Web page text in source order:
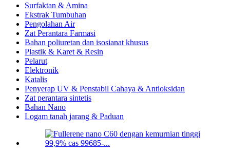
Surfaktan & Amina
Ekstrak Tumbuhan
Pengolahan Air
Zat Perantara Farmasi
Bahan poliuretan dan isosianat khusus
Plastik & Karet & Resin
Pelarut
Elektronik
Katalis
Penyerap UV & Penstabil Cahaya & Antioksidan
Zat perantara sintetis
Bahan Nano
Logam tanah jarang & Paduan